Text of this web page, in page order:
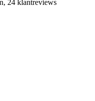
24 klantreviews